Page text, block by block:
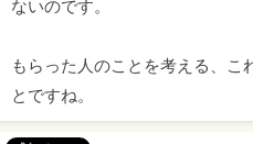
ないのです。
もらった人のことを考える、こ
とですね。